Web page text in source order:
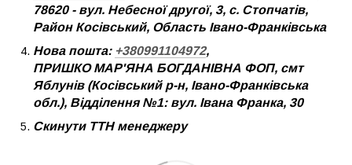
78620 - вул. Небесної другої, 3, с. Стопчатів,
Район Косівський, Область Івано-Франківська
Нова пошта: +380991104972,
ПРИШКО МАР'ЯНА БОГДАНІВНА ФОП, смт
Яблунів (Косівський р-н, Івано-Франківська
обл.), Відділення №1: вул. Івана Франка, 30
Скинути ТТН менеджеру